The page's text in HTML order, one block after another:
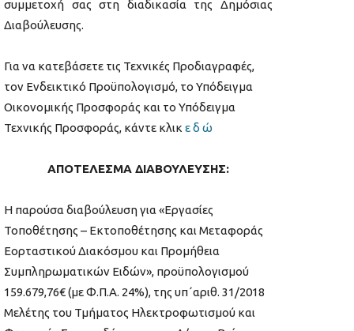
συμμετοχή σας στη διαδικασία της Δημόσιας
Διαβούλευσης.
Για να κατεβάσετε τις Τεχνικές Προδιαγραφές,
τον Ενδεικτικό Προϋπολογισμό, το Υπόδειγμα
Οικονομικής Προσφοράς και το Υπόδειγμα
Τεχνικής Προσφοράς, κάντε κλικ ε δ ώ
ΑΠΟΤΕΛΕΣΜΑ ΔΙΑΒΟΥΛΕΥΣΗΣ:
Η παρούσα διαβούλευση για «Εργασίες
Τοποθέτησης – Εκτοποθέτησης και Μεταφοράς
Εορταστικού Διακόσμου και Προμήθεια
Συμπληρωματικών Ειδών», προϋπολογισμού
159.679,76€ (με Φ.Π.Α. 24%), της υπ΄αριθ. 31/2018
Μελέτης του Τμήματος Ηλεκτροφωτισμού και